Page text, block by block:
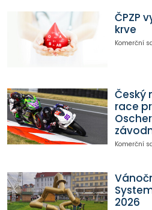
ČPZP
krve
Komerční
Český
race
Komerční
2026